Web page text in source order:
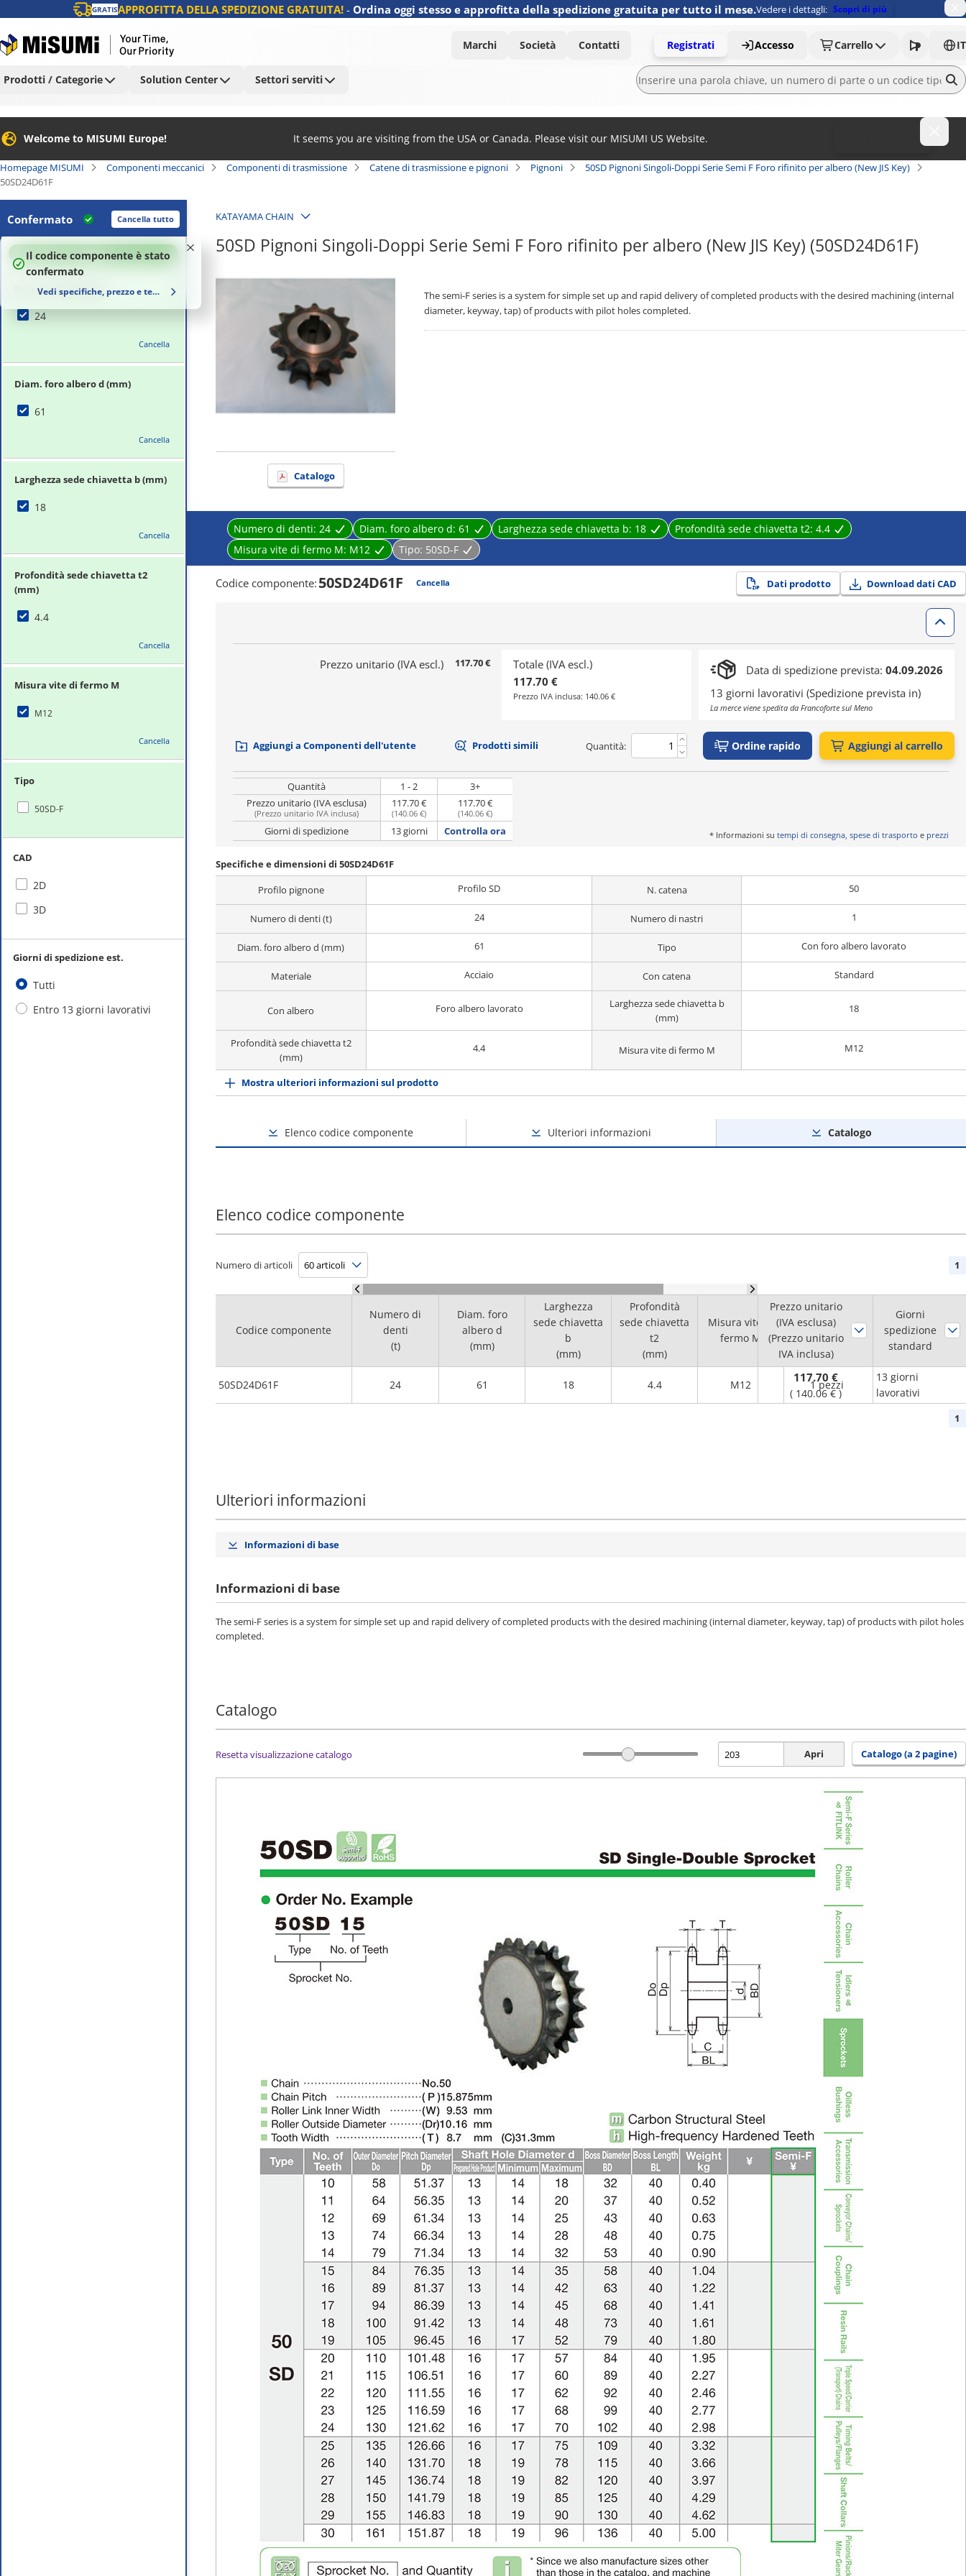
GRATISAPPROFITTA DELLA SPEDIZIONE GRATUITA! - Ordina oggi stesso e approfitta della spedizione gratuita per tutto il mese.Vedere i dettagli: Scopri di più
Marchi Società Contatti Registrati Accesso Carrello IT
Prodotti / Categorie Solution Center Settori serviti
Welcome to MISUMI Europe! It seems you are visiting from the USA or Canada. Please visit our MISUMI US Website.
Homepage MISUMI Componenti meccanici Componenti di trasmissione Catene di trasmissione e pignoni Pignoni
50SD Pignoni Singoli-Doppi Serie Semi F Foro rifinito per albero (New JIS Key)
50SD24D61F
Confermato Cancella tutto
100%
Il codice componente è stato
confermato
Vedi specifiche, prezzo e tempi di consegna
Numero di denti (t)
24
Cancella
Diam. foro albero d (mm)
61
Cancella
Larghezza sede chiavetta b (mm)
18
Cancella
Profondità sede chiavetta t2
(mm)
4.4
Cancella
Misura vite di fermo M
M12
Cancella
Tipo
50SD-F
CAD
2D
3D
Giorni di spedizione est.
Tutti
Entro 13 giorni lavorativi
KATAYAMA CHAIN
50SD Pignoni Singoli-Doppi Serie Semi F Foro rifinito per albero (New JIS Key) (50SD24D61F)
Catalogo
The semi-F series is a system for simple set up and rapid delivery of completed products with the desired machining (internal
diameter, keyway, tap) of products with pilot holes completed.
Numero di denti: 24 Diam. foro albero d: 61 Larghezza sede chiavetta b: 18 Profondità sede chiavetta t2: 4.4
Misura vite di fermo M: M12 Tipo: 50SD-F
Codice componente: 50SD24D61F Cancella Dati prodotto Download dati CAD
Prezzo unitario (IVA escl.) 117.70 €
Totale (IVA escl.)
117.70 €
Prezzo IVA inclusa: 140.06 €
Data di spedizione prevista: 04.09.2026
13 giorni lavorativi (Spedizione prevista in)
La merce viene spedita da Francoforte sul Meno
Aggiungi a Componenti dell'utente Prodotti simili Quantità: Ordine rapido Aggiungi al carrello
Quantità 1 - 2
3+
Prezzo unitario (IVA esclusa)
(Prezzo unitario IVA inclusa)
117.70 €
(140.06 €)
117.70 €
(140.06 €)
Giorni di spedizione 13 giorni Controlla ora * Informazioni su tempi di consegna, spese di trasporto e prezzi
Specifiche e dimensioni di 50SD24D61F
Profilo pignone
Profilo SD N. catena 50
Numero di denti (t) 24 Numero di nastri 1
Diam. foro albero d (mm) 61 Tipo Con foro albero lavorato
Materiale Acciaio Con catena Standard
Con albero Foro albero lavorato
Larghezza sede chiavetta b
(mm)
18
Profondità sede chiavetta t2
(mm)
4.4 Misura vite di fermo M M12
Mostra ulteriori informazioni sul prodotto
Elenco codice componente Ulteriori informazioni Catalogo
Elenco codice componente
Numero di articoli 1
Codice componente
50SD24D61F
Numero di
denti
(t)
Diam. foro
albero d
(mm)
Larghezza
sede chiavetta
b
(mm)
Profondità
sede chiavetta
t2
(mm)
Misura vite di
fermo M
Quantità
minima
d'ordine
24 61 18 4.4 M12 1 pezzi
Prezzo unitario
(IVA esclusa)
(Prezzo unitario
IVA inclusa)
Giorni
spedizione
standard
117.70 €
( 140.06 € )
13 giorni
lavorativi
1
Ulteriori informazioni
Informazioni di base
Informazioni di base
The semi-F series is a system for simple set up and rapid delivery of completed products with the desired machining (internal diameter, keyway, tap) of products with pilot holes
completed.
Catalogo
Resetta visualizzazione catalogo Apri Catalogo (a 2 pagine)